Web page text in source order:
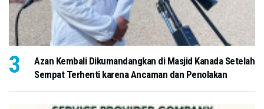
Azan Kembali Dikumandangkan di Masjid Kanada Setelah
Sempat Terhenti karena Ancaman dan Penolakan